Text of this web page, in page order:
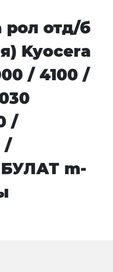
рол отд/б
Kyocera
/ 4100 /
/
/
БУЛАТ m-